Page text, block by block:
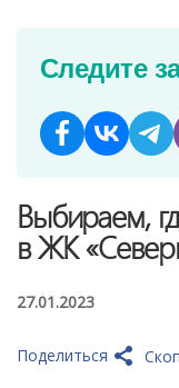
Следите
Выбираем,
в ЖК
27.01.2023
Поделиться